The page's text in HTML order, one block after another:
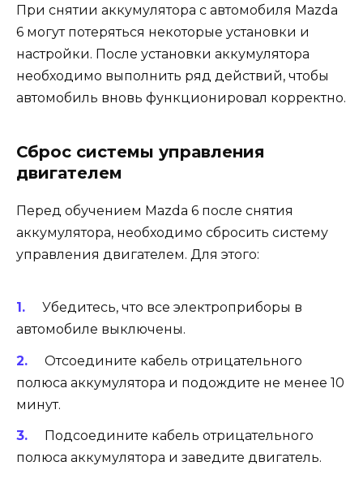
При снятии аккумулятора с автомобиля Mazda
6 могут потеряться некоторые установки и
настройки. После установки аккумулятора
необходимо выполнить ряд действий, чтобы
автомобиль вновь функционировал корректно.
Сброс системы управления
двигателем
Перед обучением Mazda 6 после снятия
аккумулятора, необходимо сбросить систему
управления двигателем. Для этого:
Убедитесь, что все электроприборы в
автомобиле выключены.
Отсоедините кабель отрицательного
полюса аккумулятора и подождите не менее 10
минут.
Подсоедините кабель отрицательного
полюса аккумулятора и заведите двигатель.